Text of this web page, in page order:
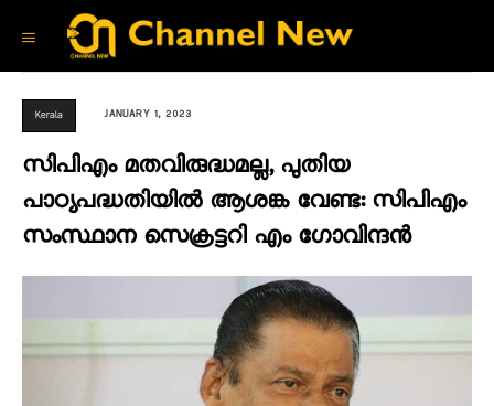
Kerala JANUARY 1, 2023
സിപിഎം മതവിരുദ്ധമല്ല, പുതിയ
പാഠ്യപദ്ധതിയിൽ ആശങ്ക വേണ്ട: സിപിഎം
സംസ്ഥാന സെക്രട്ടറി എം ഗോവിന്ദൻ